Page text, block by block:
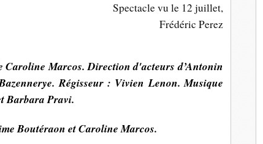
Spectacle vu le 12 juillet,
Frédéric Perez
Caroline Marcos. Direction d'acteurs d’Antonin
Régisseur : Vivien Lenon. Musique
Barbara Pravi.
Boutéraon et Caroline Marcos.